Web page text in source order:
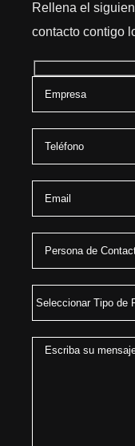
Rellena el
contacto contigo